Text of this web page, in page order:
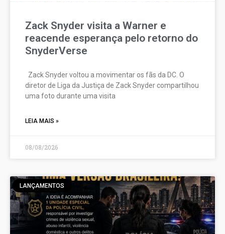
Zack Snyder visita a Warner e
reacende esperança pelo retorno do
SnyderVerse
Zack Snyder voltou a movimentar os fãs da DC. O
diretor de Liga da Justiça de Zack Snyder compartilhou
uma foto durante uma visita
LEIA MAIS »
08/08/2026
LANÇAMENTOS